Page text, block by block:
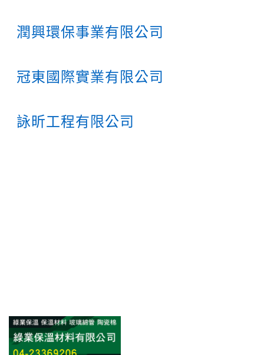
潤興環保事業有限公司
冠東國際實業有限公司
詠昕工程有限公司